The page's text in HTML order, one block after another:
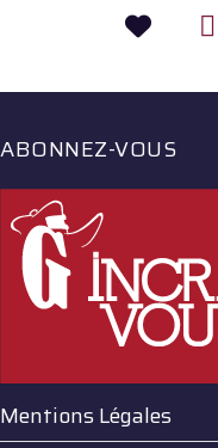
ABONNEZ-VOUS
Mentions Légales